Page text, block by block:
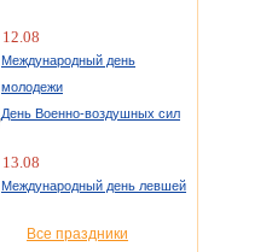
12.08
Международный день
молодежи
День Военно-воздушных сил
13.08
Международный день левшей
Все праздники